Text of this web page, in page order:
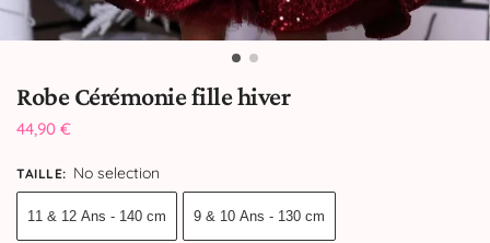
Robe Cérémonie fille hiver
44,90 €
TAILLE: No selection
11 & 12 Ans - 140 cm 9 & 10 Ans - 130 cm